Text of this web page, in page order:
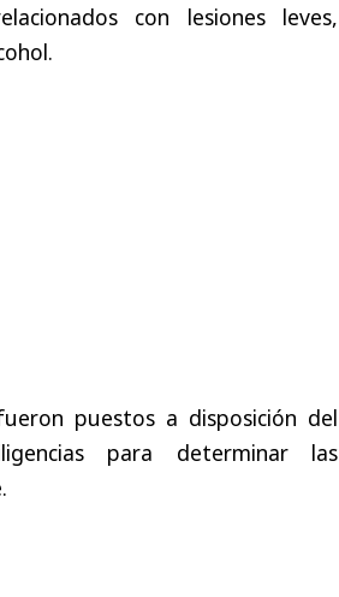
con lesiones leves,
puestos a disposición del
para determinar las